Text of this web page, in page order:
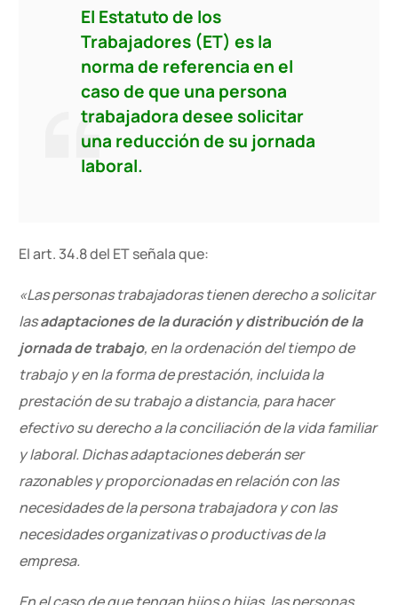
El Estatuto de los
Trabajadores (ET) es la
norma de referencia en el
caso de que una persona
trabajadora desee solicitar
una reducción de su jornada
laboral.
El art. 34.8 del ET señala que:
«Las personas trabajadoras tienen derecho a solicitar
lasadaptaciones de la duración y distribución de la
jornada de trabajo, en la ordenación del tiempo de
trabajo y en la forma de prestación, incluida la
prestación de su trabajo a distancia, para hacer
efectivo su derecho a la conciliación de la vida familiar
y laboral. Dichas adaptaciones deberán ser
razonables y proporcionadas en relación con las
necesidades de la persona trabajadora y con las
necesidades organizativas o productivas de la
empresa.